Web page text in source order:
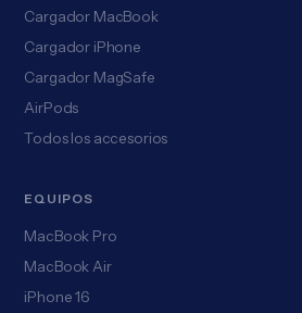
Cargador MacBook
Cargador iPhone
Cargador MagSafe
AirPods
Todos los accesorios
EQUIPOS
MacBook Pro
MacBook Air
iPhone 16